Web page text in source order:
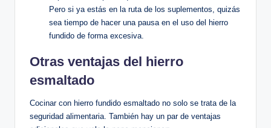
Pero si ya estás en la ruta de los ⁣suplementos, ​quizás​
sea tiempo de hacer ‍una pausa ​en el⁢ uso del hierro
fundido⁣ de ‍forma excesiva.
Otras ventajas del hierro
⁣esmaltado
Cocinar con ‌hierro fundido esmaltado no solo se trata‌ de la
seguridad alimentaria. También hay un ‌par de ventajas